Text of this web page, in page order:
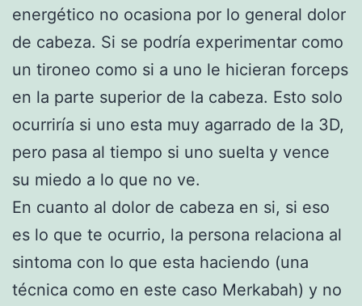
energético no ocasiona por lo general dolor
de cabeza. Si se podría experimentar como
un tironeo como si a uno le hicieran forceps
en la parte superior de la cabeza. Esto solo
ocurriría si uno esta muy agarrado de la 3D,
pero pasa al tiempo si uno suelta y vence
su miedo a lo que no ve.
En cuanto al dolor de cabeza en si, si eso
es lo que te ocurrio, la persona relaciona al
sintoma con lo que esta haciendo (una
técnica como en este caso Merkabah) y no